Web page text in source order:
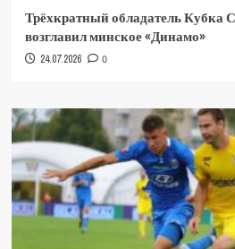
Трёхкратный обладатель Кубка
возглавил минское «Динамо»
24.07.2026 0